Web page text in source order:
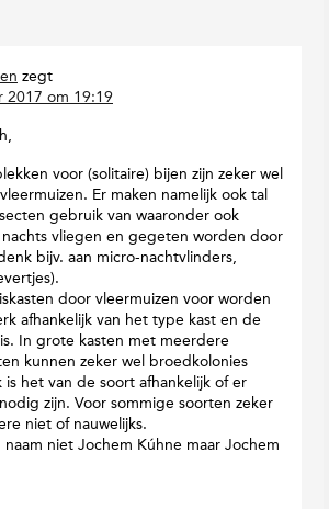
zegt
2017 om 19:19
voor (solitaire) bijen zijn zeker wel
Er maken namelijk ook tal
gebruik van waaronder ook
nachts vliegen en gegeten worden door
bijv. aan micro-nachtvlinders,
door vleermuizen voor worden
afhankelijk van het type kast en de
In grote kasten met meerdere
kunnen zeker wel broedkolonies
is het van de soort afhankelijk of er
zijn. Voor sommige soorten zeker
niet of nauwelijks.
naam niet Jochem Kúhne maar Jochem